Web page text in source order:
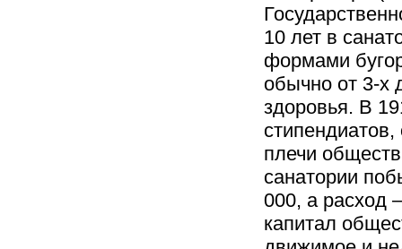
10 лет в
формами
обычно от 3-х
здоровья. В
плечи
санатории
000, а расход
капитал